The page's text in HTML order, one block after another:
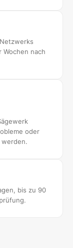
nach
oder
bis zu 90